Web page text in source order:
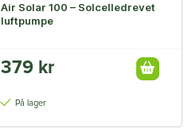
Air Solar 100 – Solcelledrevet
luftpumpe
379 kr
På lager